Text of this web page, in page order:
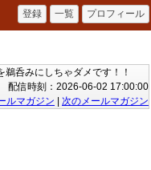
呑みにしちゃダメです！！
配信時刻：2026-06-02 17:00:00
ルマガジン
次のメールマガジン